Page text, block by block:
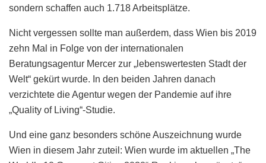
sondern schaffen auch 1.718 Arbeitsplätze.
Nicht vergessen sollte man außerdem, dass Wien bis 2019
zehn Mal in Folge von der internationalen
Beratungsagentur Mercer zur „lebenswertesten Stadt der
Welt“ gekürt wurde. In den beiden Jahren danach
verzichtete die Agentur wegen der Pandemie auf ihre
„Quality of Living“-Studie.
Und eine ganz besonders schöne Auszeichnung wurde
Wien in diesem Jahr zuteil: Wien wurde im aktuellen „The